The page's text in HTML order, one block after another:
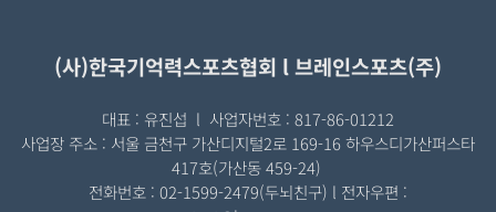
(사)한국기억력스포츠협회 l 브레인스포츠(주)
대표 : 유진섭 l 사업자번호 : 817-86-01212
사업장 주소 : 서울 금천구 가산디지털2로 169-16 하우스디가산퍼스타
417호(가산동 459-24)
전화번호 : 02-1599-2479(두뇌친구) l 전자우편 :